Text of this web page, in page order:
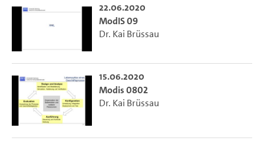
22.06.2020
ModIS 09
Dr. Kai Brüssau
15.06.2020
Modis 0802
Dr. Kai Brüssau